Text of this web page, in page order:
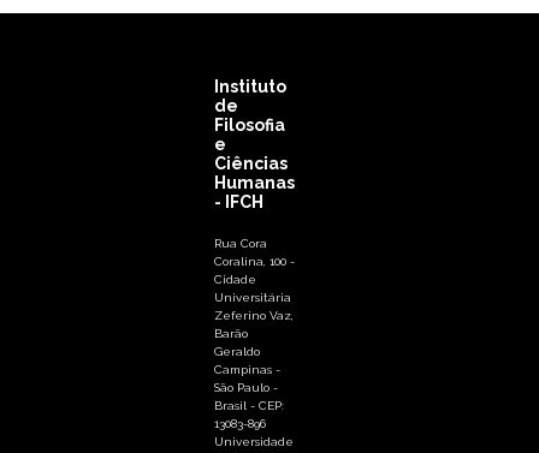
Instituto
de
Filosofia
e
Ciências
Humanas
- IFCH
Rua Cora
Coralina, 100 -
Cidade
Universitária
Zeferino Vaz,
Barão
Geraldo
Campinas -
São Paulo -
Brasil - CEP:
13083-896
Universidade